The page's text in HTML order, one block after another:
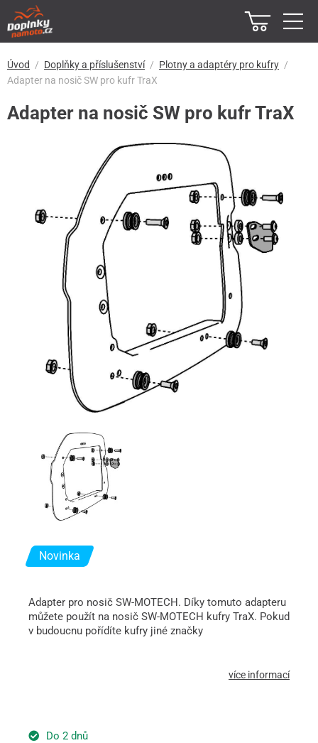
Úvod Doplňky a příslušenství
Plotny a adaptéry pro kufry
Adapter na nosič SW pro kufr TraX
Adapter na nosič SW pro kufr TraX
Novinka
Adapter pro nosič SW-MOTECH. Díky tomuto adapteru
můžete použít na nosič SW-MOTECH kufry TraX. Pokud
v budoucnu pořídíte kufry jiné značky
více informací
Do 2 dnů